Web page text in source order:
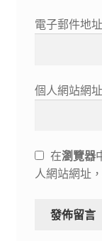
電子郵件地址
個人網站網址
在瀏覽器
人網站網址